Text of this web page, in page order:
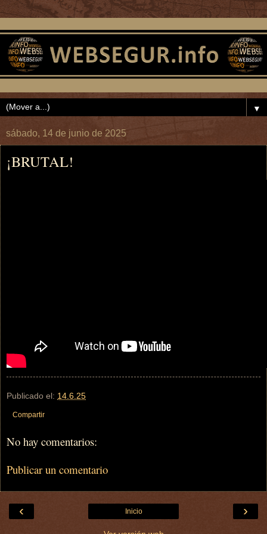
▼
sábado, 14 de junio de 2025
¡BRUTAL!
Publicado el: 14.6.25
Compartir
No hay comentarios:
Publicar un comentario
‹ ›
Inicio